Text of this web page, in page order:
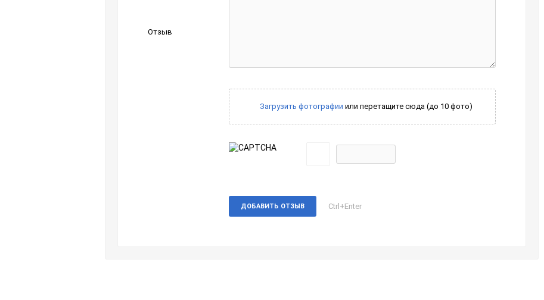
Отзыв
Загрузить фотографии или перетащите сюда (до 10 фото)
ДОБАВИТЬ ОТЗЫВ Ctrl+Enter